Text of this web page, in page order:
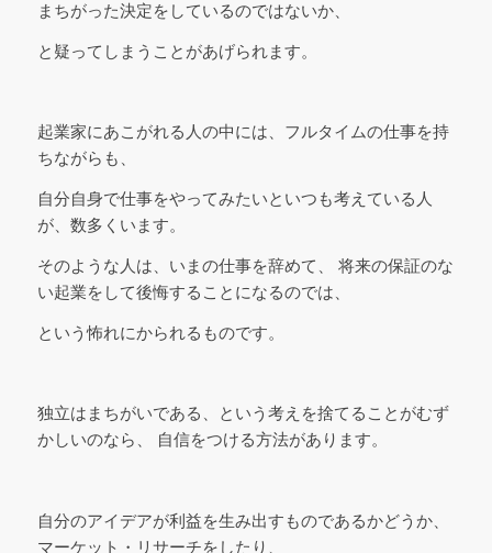
まちがった決定をしているのではないか、
と疑ってしまうことがあげられます。
起業家にあこがれる人の中には、フルタイムの仕事を持
ちながらも、
自分自身で仕事をやってみたいといつも考えている人
が、数多くいます。
そのような人は、いまの仕事を辞めて、 将来の保証のな
い起業をして後悔することになるのでは、
という怖れにかられるものです。
独立はまちがいである、という考えを捨てることがむず
かしいのなら、 自信をつける方法があります。
自分のアイデアが利益を生み出すものであるかどうか、
マーケット・リサーチをしたり、